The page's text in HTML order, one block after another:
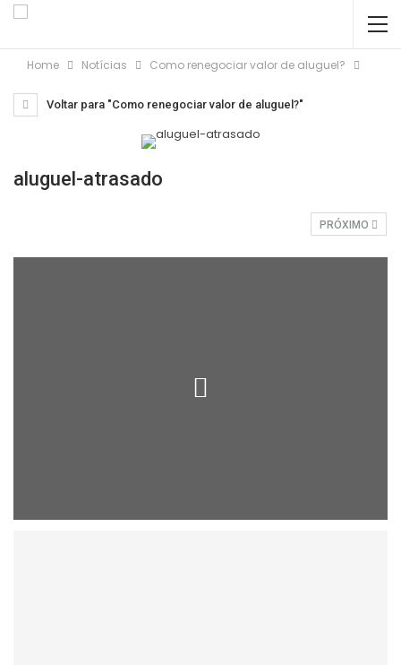
Home Notícias Como renegociar valor de aluguel?
Voltar para "Como renegociar valor de aluguel?"
aluguel-atrasado
PRÓXIMO